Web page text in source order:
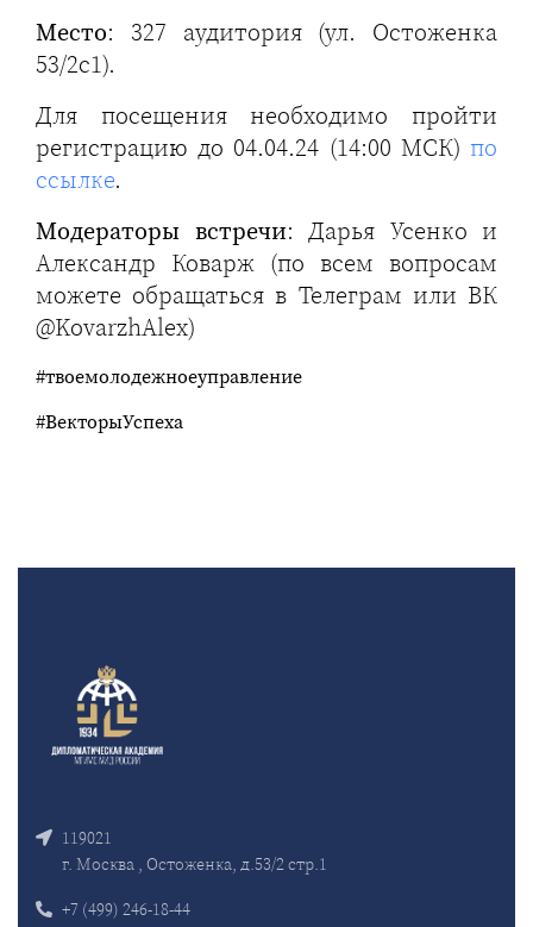
Место: 327 аудитория (ул. Остоженка
53/2с1).
Для посещения необходимо пройти
регистрацию до 04.04.24 (14:00 МСК) по
ссылке.
Модераторы встречи: Дарья Усенко и
Александр Коварж (по всем вопросам
можете обращаться в Телеграм или ВК
@KovarzhAlex)
#твоемолодежноеуправление
#ВекторыУспеха
119021
г. Москва , Остоженка, д.53/2 стр.1
+7 (499) 246-18-44